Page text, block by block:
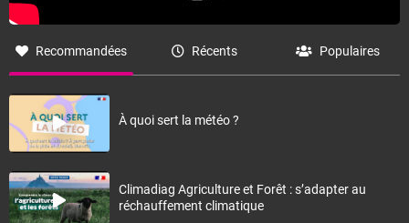
Recommandées Récents Populaires
À quoi sert la météo ?
Climadiag Agriculture et Forêt : s’adapter au
réchauffement climatique